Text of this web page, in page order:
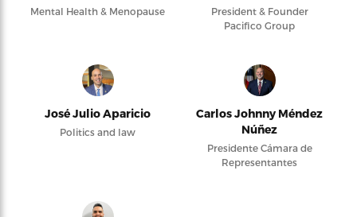
Mental Health & Menopause
President & Founder
Pacifico Group
José Julio Aparicio
Politics and law
Carlos Johnny Méndez
Núñez
Presidente Cámara de
Representantes